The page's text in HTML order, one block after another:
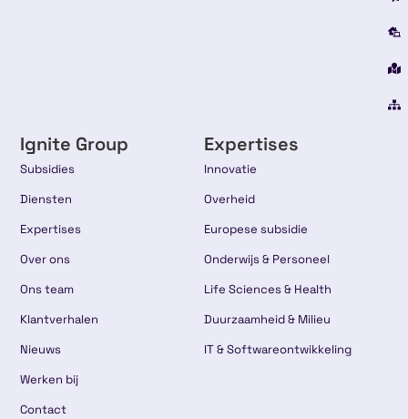
Ignite Group
Subsidies
Diensten
Expertises
Over ons
Ons team
Klantverhalen
Nieuws
Werken bij
Contact
Expertises
Innovatie
Overheid
Europese subsidie
Onderwijs & Personeel
Life Sciences & Health
Duurzaamheid & Milieu
IT & Softwareontwikkeling